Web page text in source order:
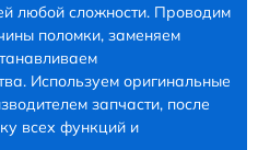
любой сложности. Проводим
поломки, заменяем
Используем оригинальные
запчасти, после
всех функций и